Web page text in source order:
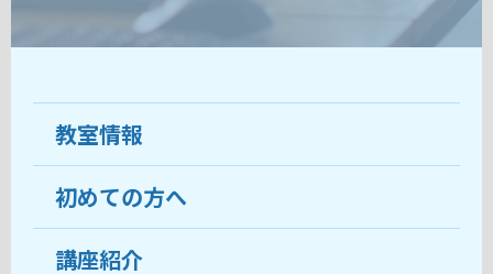
教室情報
教室について
受講生の声
初めての方へ
ココがおすすめ
講座紹介